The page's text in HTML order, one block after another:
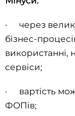
· через велику
бізнес-
використанні,
сервіси;
· вартість
ФОПів;